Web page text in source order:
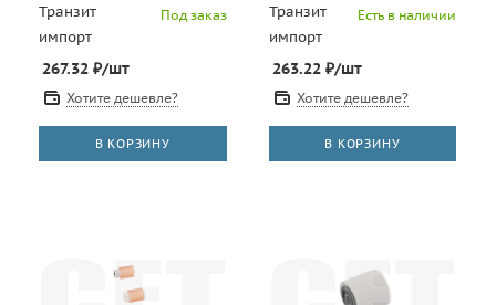
Транзит
импорт
Под заказ
267.32 ₽/шт
Хотите дешевле?
В КОРЗИНУ
Транзит
импорт
Есть в наличии
263.22₽/шт
Хотите дешевле?
В КОРЗИНУ